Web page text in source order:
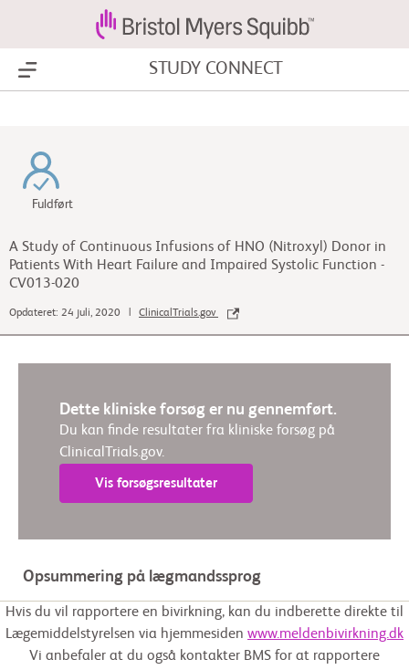
Show Menu STUDY CONNECT
Fuldført
A Study of Continuous Infusions of HNO (Nitroxyl) Donor in
Patients With Heart Failure and Impaired Systolic Function -
CV013-020
Opdateret: 24 juli, 2020 | ClinicalTrials.gov
Dette kliniske forsøg er nu gennemført.
Du kan finde resultater fra kliniske forsøg på
ClinicalTrials.gov.
Vis forsøgsresultater
Opsummering på lægmandssprog
Hvis du vil rapportere en bivirkning, kan du indberette direkte til
Lægemiddelstyrelsen via hjemmesiden www.meldenbivirkning.dk
Vi anbefaler at du også kontakter BMS for at rapportere